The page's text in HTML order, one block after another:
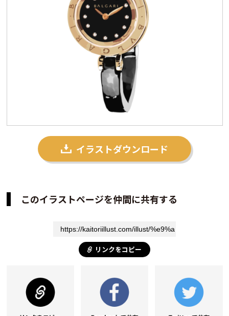
お問い合わせ
イラストダウンロード
このイラストページを仲間に共有する
リンクをコピー